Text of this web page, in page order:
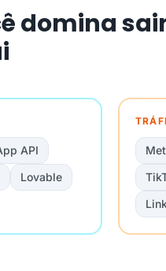
domina
API
Lovable